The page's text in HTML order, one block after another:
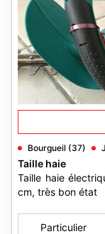
Bourgueil (37)
Taille haie
Taille haie
cm, très bon état
Particulier